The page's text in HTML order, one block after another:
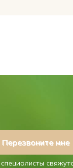
Перезвоните мне